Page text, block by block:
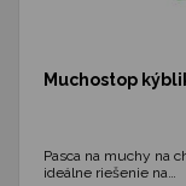
Muchostop
Pasca na muchy na
ideálne riešenie na…